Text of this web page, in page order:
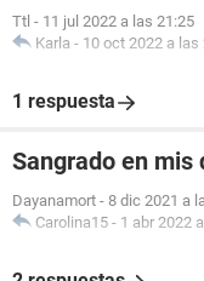
Ttl - 11 jul 2022 a las 21:25
Karla - 10 oct 2022 a las
1 respuesta
Sangrado en
Dayanamort - 8 dic 2021 a
Carolina15 - 1 abr 2022